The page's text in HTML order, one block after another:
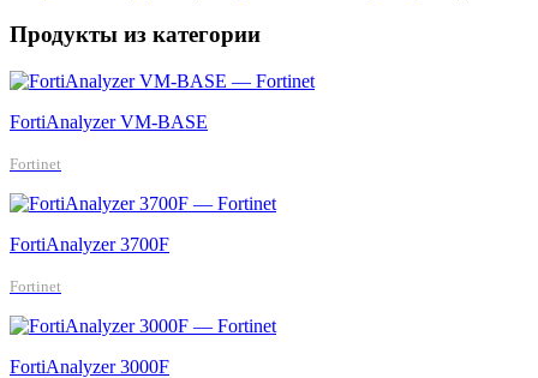
Продукты из категории
FortiAnalyzer VM-BASE
Fortinet
FortiAnalyzer 3700F
Fortinet
FortiAnalyzer 3000F